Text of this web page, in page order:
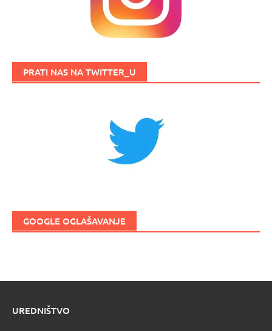
PRATI NAS NA TWITTER_U
GOOGLE OGLAŠAVANJE
UREDNIŠTVO